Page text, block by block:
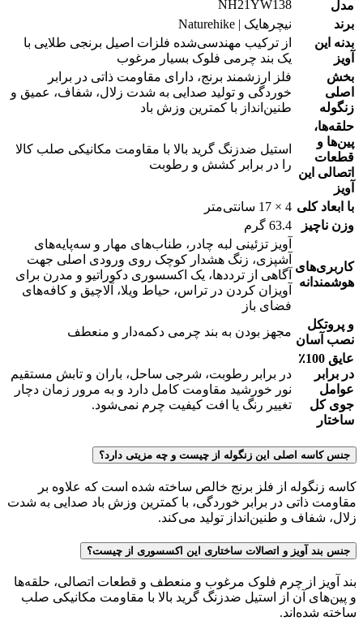
مدل
NH21YW138
برند
نیچرهایک | Naturehike
بدنه این
آویز
از ترکیب مهندسی‌شده فلزات اصیل برنجی طلایی با
یک بند چرمی فلوک بسیار مرغوب
بخش
اصلی
زنگوله
فلز ارزشمند برنج، دارای مقاومت ذاتی در برابر
خوردگی و تولید صدایی به شدت زلال، شفاف، عمیق و
طنین‌انداز با کمترین وزش باد
حلقه‌ها،
پین‌ها و
قطعات
اتصالی این
آویز
استیل ضدزنگ گرید بالا با مقاومت مکانیکی صلب کالا
را در برابر کشش و رطوبت
با ابعاد کلی 4 × 17 سانتی‌متر
وزن ناچیز
63.4 گرم
کاربری‌های
هوشمندانه
آویز تزئینی لبه چادر، طناب‌های مهار و سه‌پایه‌های
آشپزی، زنگ هشدار کوچک روی ورودی اصلی جهت
آگاهی از ترددها، یک اکسسوری دکوراتیو و مدرن برای
آویزان کردن در تراس، حیاط ویلا، آلاچیق و کافه‌های
فضای باز
و پروتکل
نصب آسان
مجهز بودن به بند چرمی دکمه‌دار و منعطف
عایق 100٪
در برابر
عوامل
جوی کل
ساختار
در برابر رطوبت، شرجی ساحل، باران و تابش مستقیم
نور خورشید مقاومت کامل دارد و به مرور زمان دچار
تغییر رنگ یا افت کیفیت چرم نمی‌شود.
جنس کاسه اصلی این زنگوله از چیست و چه مزیتی دارد؟
کاسه زنگوله از فلز برنج خالص ساخته شده است که علاوه بر
مقاومت ذاتی در برابر خوردگی، با کمترین وزش باد صدایی به شدت
زلال، شفاف و طنین‌انداز تولید می‌کند.
جنس بند آویز و اتصالات ساختاری این اکسسوری از چیست؟
بند آویز از چرم فلوک مرغوب و منعطف و قطعات اتصالی، حلقه‌ها
و پین‌های آن از استیل ضدزنگ گرید بالا با مقاومت مکانیکی صلب
ساخته شده‌اند.